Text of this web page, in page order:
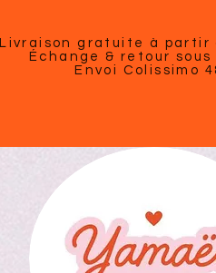
Livraison gratuite à partir
Échange & retour sous
Envoi Colissimo